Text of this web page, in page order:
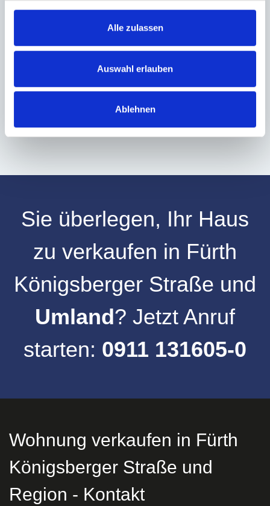
Alle zulassen
Auswahl erlauben
Ablehnen
Datenschutzerklärungzur Kenntnis genommen. Ich stimme
elektronisch erhoben und gespeichert werden.
Hinweis: Sie können Ihre Einwilligung jederzeit für die Zukunft per E-Mail
Sie überlegen, Ihr Haus
zu verkaufen in Fürth
Königsberger Straße und
Umland? Jetzt Anruf
starten: 0911 131605-0
Wohnung verkaufen in Fürth
Königsberger Straße und
Region - Kontakt